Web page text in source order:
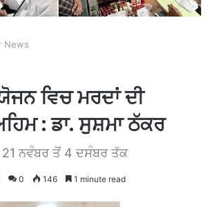
News
ਵਿਚ ਮਰਦਾਂ ਦੀ
: ਡਾ. ਸੁਸ਼ਮਾ ਠੱਕਰ
21 ਨਵੰਬਰ ਤੋਂ 4 ਦਸੰਬਰ ਤੱਕ
0 146 1 minute read